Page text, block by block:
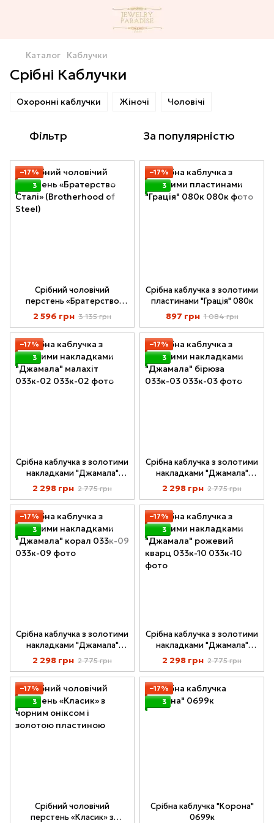
Каталог Каблучки
Срібні Каблучки
Охоронні каблучки Жіночі Чоловічі
Фільтр За популярністю
−17%
3
Срібний чоловічий
перстень «Братерство
Сталі» (Brotherhood of
Steel)
2 596 грн 3 135 грн
−17%
3
Срібна каблучка з золотими
пластинами "Грація" 080к
897 грн 1 084 грн
−17%
3
Срібна каблучка з золотими
накладками "Джамала"
малахіт 033к-02
2 298 грн 2 775 грн
−17%
3
Срібна каблучка з золотими
накладками "Джамала"
бірюза 033к-03
2 298 грн 2 775 грн
−17%
3
Срібна каблучка з золотими
накладками "Джамала"
корал 033к-09
2 298 грн 2 775 грн
−17%
3
Срібна каблучка з золотими
накладками "Джамала"
рожевий кварц 033к-10
2 298 грн 2 775 грн
−17%
3
Срібний чоловічий
перстень «Класик» з
−17%
3
Срібна каблучка "Корона"
0699к